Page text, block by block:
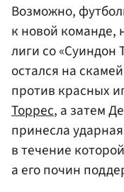
Возможно,
к новой команде,
лиги со
остался на
против красных
Торрес, а затем
принесла
в течение
а его почин